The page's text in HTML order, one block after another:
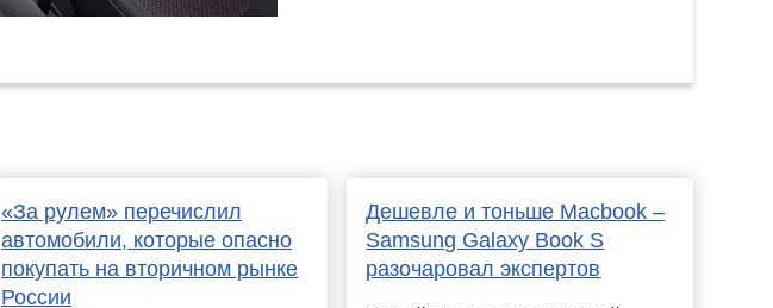
«За рулем» перечислил
автомобили, которые опасно
покупать на вторичном рынке
России
Дешевле и тоньше Macbook –
Samsung Galaxy Book S
разочаровал экспертов